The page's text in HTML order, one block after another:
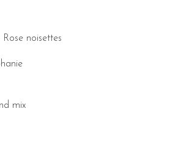
Rose noisettes
mix